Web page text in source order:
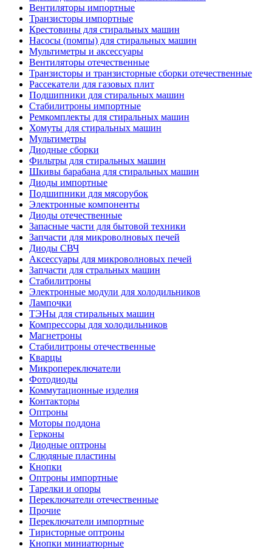
Вентиляторы импортные
Транзисторы импортные
Крестовины для стиральных машин
Насосы (помпы) для стиральных машин
Мультиметры и аксессуары
Вентиляторы отечественные
Транзисторы и транзисторные сборки отечественные
Рассекатели для газовых плит
Подшипники для стиральных машин
Стабилитроны импортные
Ремкомплекты для стиральных машин
Хомуты для стиральных машин
Мультиметры
Диодные сборки
Фильтры для стиральных машин
Шкивы барабана для стиральных машин
Диоды импортные
Подшипники для мясорубок
Электронные компоненты
Диоды отечественные
Запасные части для бытовой техники
Запчасти для микроволновых печей
Диоды СВЧ
Аксессуары для микроволновых печей
Запчасти для стральных машин
Стабилитроны
Электронные модули для холодильников
Лампочки
ТЭНы для стиральных машин
Компрессоры для холодильников
Магнетроны
Стабилитроны отечественные
Кварцы
Микропереключатели
Фотодиоды
Коммутационные изделия
Контакторы
Оптроны
Моторы поддона
Герконы
Диодные оптроны
Слюдяные пластины
Кнопки
Оптроны импортные
Тарелки и опоры
Переключатели отечественные
Прочие
Переключатели импортные
Тиристорные оптроны
Кнопки миниатюрные